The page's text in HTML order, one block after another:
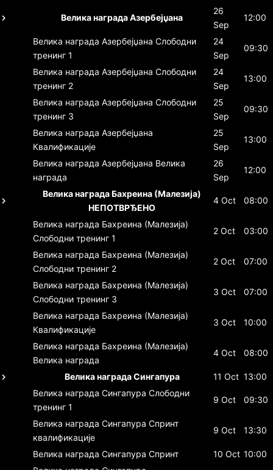
Велика награда Азербејџана
26
Sep
12:00
Велика награда Азербејџана Слободни
тренинг 1
24
Sep
09:30
Велика награда Азербејџана Слободни
тренинг 2
24
Sep
13:00
Велика награда Азербејџана Слободни
тренинг 3
25
Sep
09:30
Велика награда Азербејџана
Квалификације
25
Sep
13:00
Велика награда Азербејџана Велика
награда
26
Sep
12:00
Велика награда Бахреина (Малезија)
НЕПОТВРЂЕНО
4 Oct 08:00
Велика награда Бахреина (Малезија)
Слободни тренинг 1
2 Oct 03:00
Велика награда Бахреина (Малезија)
Слободни тренинг 2
2 Oct 07:00
Велика награда Бахреина (Малезија)
Слободни тренинг 3
3 Oct 07:00
Велика награда Бахреина (Малезија)
Квалификације
3 Oct 10:00
Велика награда Бахреина (Малезија)
Велика награда
4 Oct 08:00
Велика награда Сингапура 11 Oct 13:00
Велика награда Сингапура Слободни
тренинг 1
9 Oct 09:30
Велика награда Сингапура Спринт
квалификације
9 Oct 13:30
Велика награда Сингапура Спринт 10 Oct 10:00